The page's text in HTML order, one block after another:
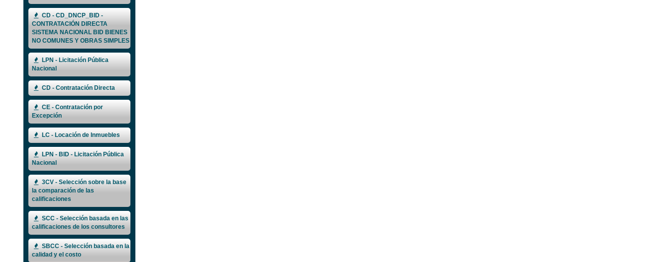
CD - CD_DNCP_BID -
CONTRATACIÓN DIRECTA
SISTEMA NACIONAL BID BIENES
NO COMUNES Y OBRAS SIMPLES
LPN - Licitación Pública
Nacional
CD - Contratación Directa
CE - Contratación por
Excepción
LC - Locación de Inmuebles
LPN - BID - Licitación Pública
Nacional
3CV - Selección sobre la base
la comparación de las
calificaciones
SCC - Selección basada en las
calificaciones de los consultores
SBCC - Selección basada en la
calidad y el costo